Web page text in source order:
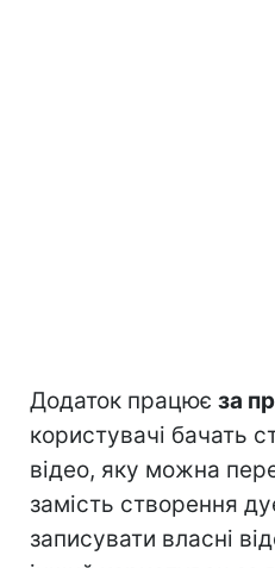
Додаток працює за
користувачі бачать
відео, яку можна
замість створення
записувати власні